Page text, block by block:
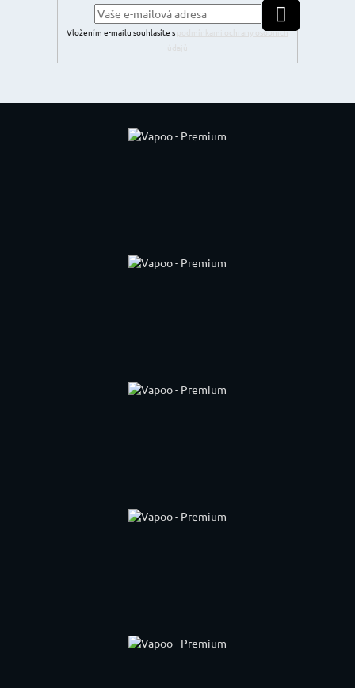
Vložením e-mailu souhlasíte s
podmínkami ochrany osobních